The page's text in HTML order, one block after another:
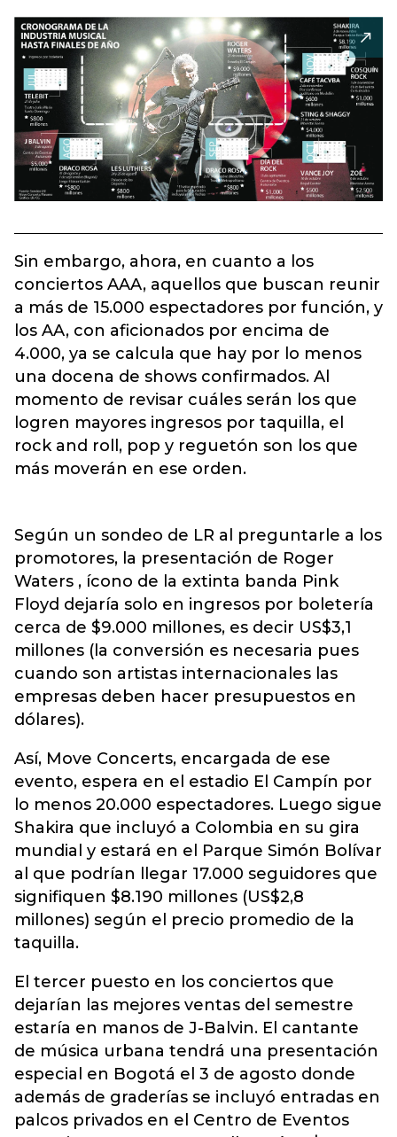
Sin embargo, ahora, en cuanto a los
conciertos AAA, aquellos que buscan reunir
a más de 15.000 espectadores por función, y
los AA, con aficionados por encima de
4.000, ya se calcula que hay por lo menos
una docena de shows confirmados. Al
momento de revisar cuáles serán los que
logren mayores ingresos por taquilla, el
rock and roll, pop y reguetón son los que
más moverán en ese orden.
Según un sondeo de LR al preguntarle a los
promotores, la presentación de Roger
Waters , ícono de la extinta banda Pink
Floyd dejaría solo en ingresos por boletería
cerca de $9.000 millones, es decir US$3,1
millones (la conversión es necesaria pues
cuando son artistas internacionales las
empresas deben hacer presupuestos en
dólares).
Así, Move Concerts, encargada de ese
evento, espera en el estadio El Campín por
lo menos 20.000 espectadores. Luego sigue
Shakira que incluyó a Colombia en su gira
mundial y estará en el Parque Simón Bolívar
al que podrían llegar 17.000 seguidores que
signifiquen $8.190 millones (US$2,8
millones) según el precio promedio de la
taquilla.
El tercer puesto en los conciertos que
dejarían las mejores ventas del semestre
estaría en manos de J-Balvin. El cantante
de música urbana tendrá una presentación
especial en Bogotá el 3 de agosto donde
además de graderías se incluyó entradas en
palcos privados en el Centro de Eventos